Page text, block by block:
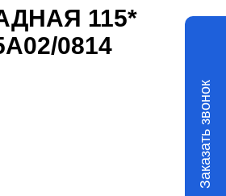
115*
0814
Заказать звонок